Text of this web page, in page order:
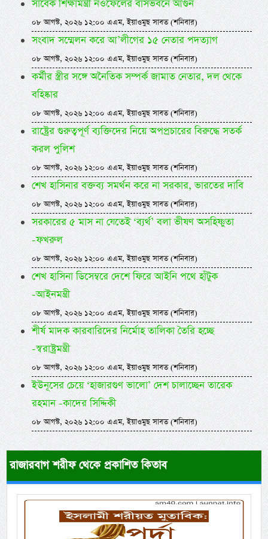
সাবেক শিক্ষামন্ত্রী নওফেলের বাসভবনে আগুন
০৮ আগস্ট, ২০২৬ ১২:০০ এএম, ইয়াওমুছ সাবত (শনিবার)
সংবাদ সম্মেলন করে আ’লীগের ১৫ নেতার পদত্যাগ
০৮ আগস্ট, ২০২৬ ১২:০০ এএম, ইয়াওমুছ সাবত (শনিবার)
কর্মীর স্ত্রীর সঙ্গে অনৈতিক সম্পর্ক জামাত নেতার, দল থেকে
বহিষ্কার
০৮ আগস্ট, ২০২৬ ১২:০০ এএম, ইয়াওমুছ সাবত (শনিবার)
রাষ্ট্রের গুরুত্বপূর্ণ ব্যক্তিদের নিয়ে অপপ্রচারের বিরুদ্ধে সতর্ক
করল পুলিশ
০৮ আগস্ট, ২০২৬ ১২:০০ এএম, ইয়াওমুছ সাবত (শনিবার)
শেখ হাসিনার বক্তব্য সমর্থন করে না সরকার, ভারতের দাবি
০৮ আগস্ট, ২০২৬ ১২:০০ এএম, ইয়াওমুছ সাবত (শনিবার)
সরকারের ৫ মাস না যেতেই ‘ব্যর্থ’ বলা ভীষণ অসহিষ্ণুতা
-ফখরুল
০৮ আগস্ট, ২০২৬ ১২:০০ এএম, ইয়াওমুছ সাবত (শনিবার)
শেখ হাসিনা ডিসেম্বরে দেশে ফিরে আইনি পথে হাঁটুক
-আইনমন্ত্রী
০৮ আগস্ট, ২০২৬ ১২:০০ এএম, ইয়াওমুছ সাবত (শনিবার)
শীর্ষ মাদক কারবারিদের নির্মোহ তালিকা তৈরি হচ্ছে
-স্বরাষ্ট্রমন্ত্রী
০৮ আগস্ট, ২০২৬ ১২:০০ এএম, ইয়াওমুছ সাবত (শনিবার)
ইউনূসের চেয়ে ‘হাজারগুণ ভালো’ দেশ চালাচ্ছেন তারেক
রহমান -কাদের সিদ্দিকী
০৮ আগস্ট, ২০২৬ ১২:০০ এএম, ইয়াওমুছ সাবত (শনিবার)
রাজারবাগ শরীফ থেকে প্রকাশিত কিতাব